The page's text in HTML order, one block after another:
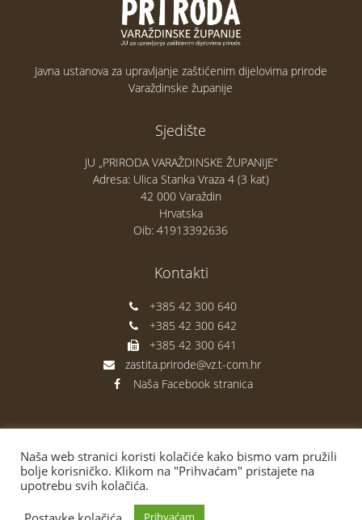
Javna ustanova za upravljanje zaštićenim dijelovima prirode
Varaždinske županije
Sjedište
JU „PRIRODA VARAŽDINSKE ŽUPANIJE“
Adresa: Ulica Stanka Vraza 4 (3 kat)
42 000 Varaždin
Hrvatska
Oib: 41913392636
Kontakti
+385 42 300 640
+385 42 300 642
+385 42 300 641
zastita.prirode@vz.t-com.hr
Naša Facebook stranica
Naša web stranici koristi kolačiće kako bismo vam pružili
bolje korisničko. Klikom na "Prihvaćam" pristajete na
upotrebu svih kolačića.
Prihvaćam